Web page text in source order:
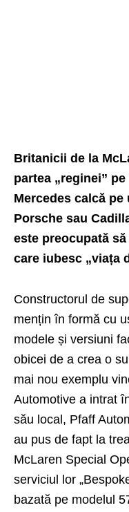
Britanicii de la
partea „reginei”
Mercedes calcă pe
Porsche sau
este preocupată
care iubesc „viața
Constructorul de
mențin în formă cu
modele și versiuni
obicei de a crea o
mai nou exemplu
Automotive a intrat
său local, Pfaff
au pus de fapt la
McLaren Special
serviciul lor
bazată pe modelul